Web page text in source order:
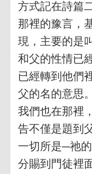
方式記在詩篇
那裡的豫言，
現，主要的是
和父的性情已
已經轉到他們
父的名的意思
我們也在那裡
告不僅是題到
一切所是─祂
分賜到門徒裡